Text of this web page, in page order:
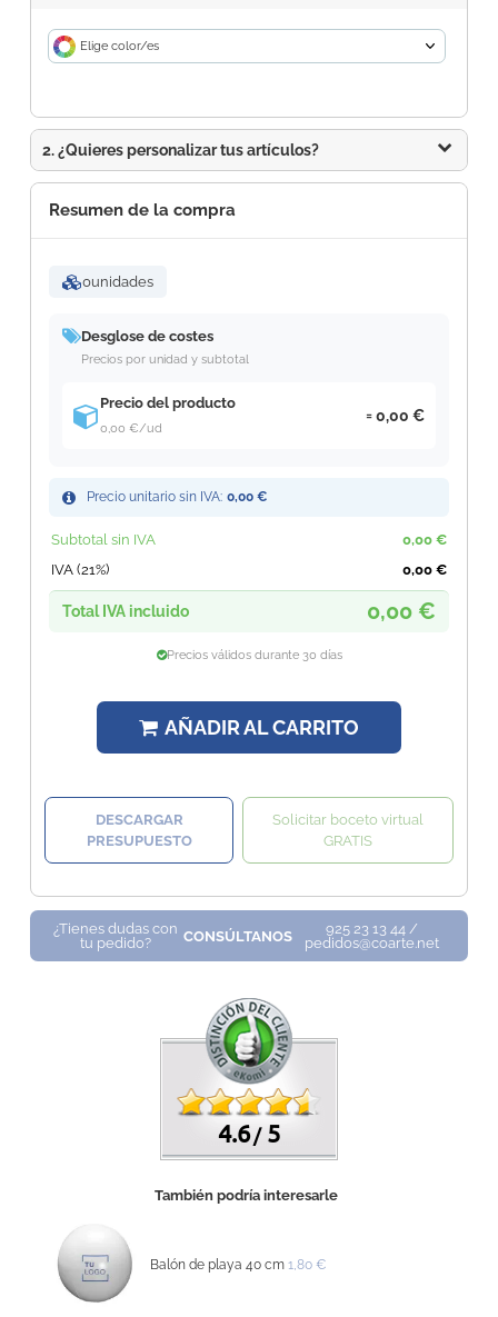
Elige color/es
2. ¿Quieres personalizar tus artículos?
Resumen de la compra
0unidades
Desglose de costes
Precios por unidad y subtotal
Precio del producto
0,00 €/ud
0,00 €
Precio unitario sin IVA: 0,00 €
Subtotal sin IVA
0,00 €
IVA (21%)
0,00 €
Total IVA incluido 0,00 €
Precios válidos durante 30 días
AÑADIR AL CARRITO
DESCARGAR
PRESUPUESTO
Solicitar boceto virtual
GRATIS
¿Tienes dudas con
tu pedido?
CONSÚLTANOS
925 23 13 44 /
pedidos@coarte.net
4.6 /5
También podría interesarle
Balón de playa 40 cm 1,80 €